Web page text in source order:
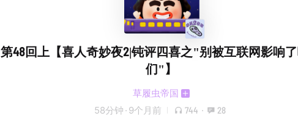
第48回上【喜人奇妙夜2|钝评四喜之"别被互联网影响
们"】
草履虫帝国
58分钟 · 9个月前 744 · 28